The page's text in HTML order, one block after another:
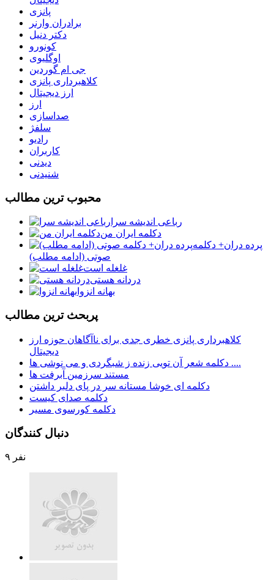
پانزی
برادران وارنر
دکتر دنیل
کونورو
اوگلیوی
جی ام گوردین
کلاهبرداری پانزی
ارز دیجیتال
ارز
صداسازی
سلفژ
رادیو
کاربران
دیدنی
شنیدنی
محبوب ترين مطالب
رباعی اندیشه سرا
دکلمه ایران من
پرده دران+ دکلمه
صوتی (ادامه مطلب)
غلغله است
دردانه هستی
بهانه انزوا
پربحث ترين مطالب
کلاهبرداری پانزی خطری جدی برای ناآگاهان حوزه ارز
دیجیتال
دکلمه شعر آن تویی زنده ز شبگردی و می نوشی ها ....
مستند سرزمین آبرفت ها
دکلمه ای خوشا مستانه سر در پای دلبر داشتن
دکلمه صدای کیست
دکلمه کورسوی مسیر
دنبال كنندگان
۹ نفر